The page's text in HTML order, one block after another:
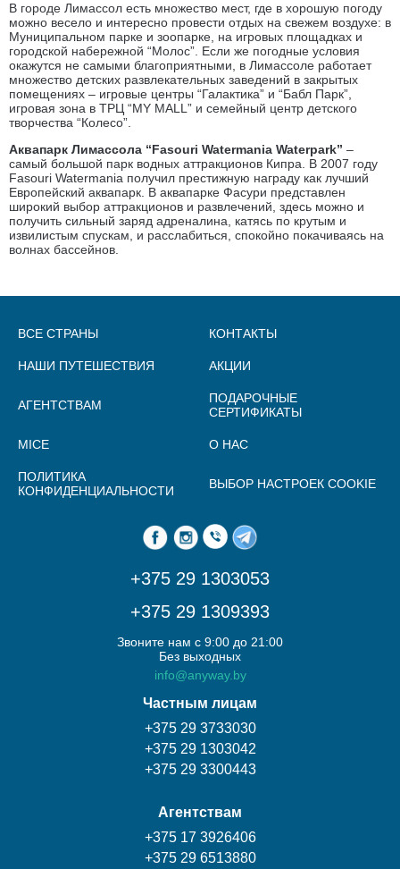
В городе Лимассол есть множество мест, где в хорошую погоду
можно весело и интересно провести отдых на свежем воздухе: в
Муниципальном парке и зоопарке, на игровых площадках и
городской набережной “Молос”. Если же погодные условия
окажутся не самыми благоприятными, в Лимассоле работает
множество детских развлекательных заведений в закрытых
помещениях – игровые центры “Галактика” и “Бабл Парк”,
игровая зона в ТРЦ “MY MALL” и семейный центр детского
творчества “Колесо”.
Аквапарк Лимассола “Fasouri Watermania Waterpark” –
самый большой парк водных аттракционов Кипра. В 2007 году
Fasouri Watermania получил престижную награду как лучший
Европейский аквапарк. В аквапарке Фасури представлен
широкий выбор аттракционов и развлечений, здесь можно и
получить сильный заряд адреналина, катясь по крутым и
извилистым спускам, и расслабиться, спокойно покачиваясь на
волнах бассейнов.
ВСЕ СТРАНЫ КОНТАКТЫ
НАШИ ПУТЕШЕСТВИЯ АКЦИИ
АГЕНТСТВАМ
ПОДАРОЧНЫЕ
СЕРТИФИКАТЫ
MICE О НАС
ПОЛИТИКА
КОНФИДЕНЦИАЛЬНОСТИ
ВЫБОР НАСТРОЕК COOKIE
+375 29 1303053
+375 29 1309393
Звоните нам с 9:00 до 21:00
Без выходных
info@anyway.by
Частным лицам
+375 29 3733030
+375 29 1303042
+375 29 3300443
Агентствам
+375 17 3926406
+375 29 6513880